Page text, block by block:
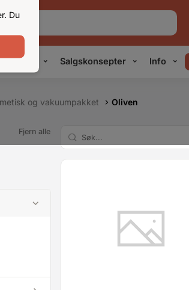
Du
Salgskonsepter Info
og vakuumpakket Oliven
Fjern alle